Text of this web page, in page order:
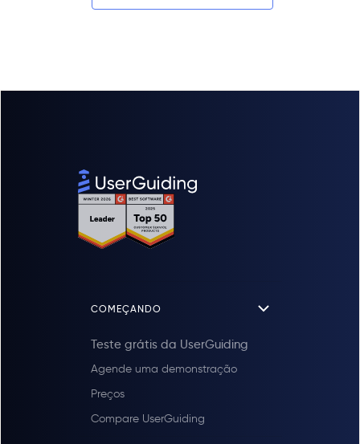
COMEÇANDO
Teste grátis da UserGuiding
Agende uma demonstração
Preços
Compare UserGuiding